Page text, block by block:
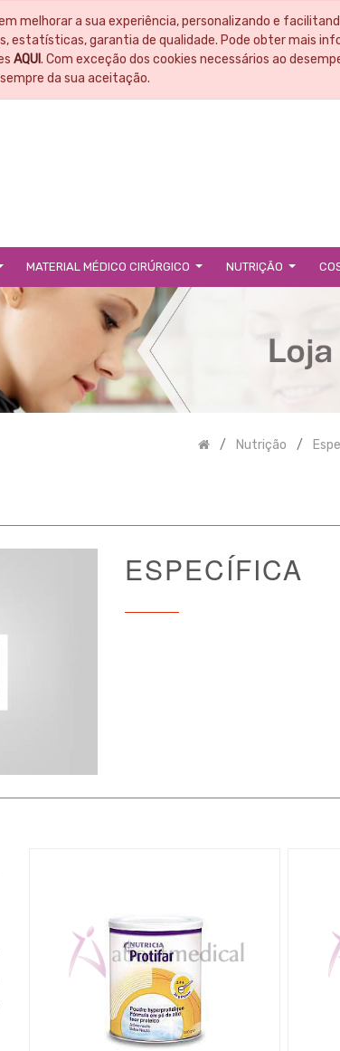
melhorar a sua experiência, personalizando e
estatísticas, garantia de qualidade. Pode obter mais
AQUI. Com exceção dos cookies necessários ao
da sua aceitação.
MATERIAL MÉDICO CIRÚRGICO NUTRIÇÃO
Nutrição
ESPECÍFICA